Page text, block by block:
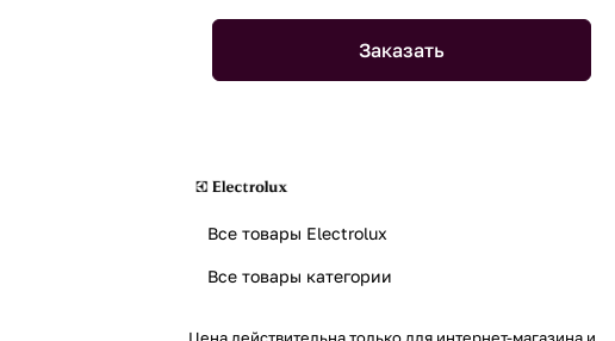
Заказать
Все товары Electrolux
Все товары категории